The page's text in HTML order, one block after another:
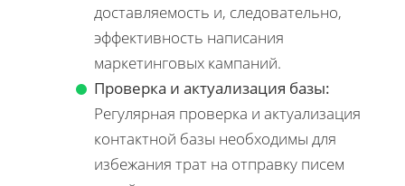
доставляемость и, следовательно,
эффективность написания
маркетинговых кампаний.
Проверка и актуализация базы:
Регулярная проверка и актуализация
контактной базы необходимы для
избежания трат на отправку писем